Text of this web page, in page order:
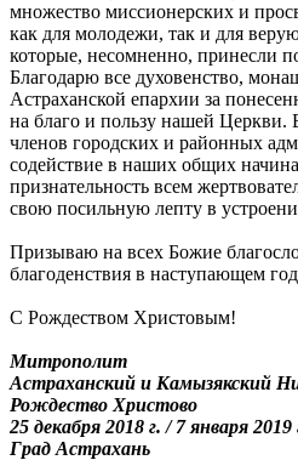
множество миссионерских и
как для молодежи, так и для
которые, несомненно, принесли
Благодарю все духовенство,
Астраханской епархии за
на благо и пользу нашей Церкви.
членов городских и районных
содействие в наших общих
признательность всем
свою посильную лепту в
Призываю на всех Божие
благоденствия в наступающем
С Рождеством Христовым!
Митрополит
Астраханский и Камызякский
Рождество Христово
25 декабря 2018 г. / 7 января 2019
Град Астрахань